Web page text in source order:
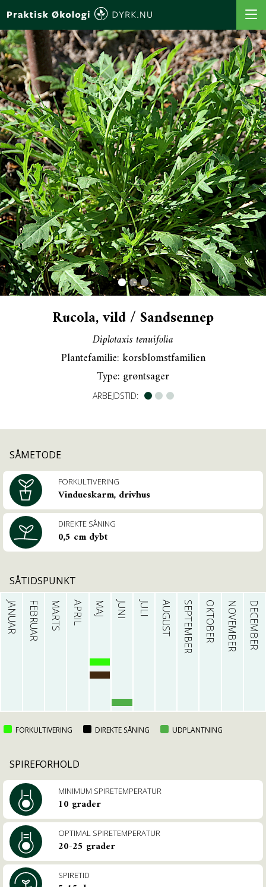
VÆLG AFGRØDE
VÆLG SÅTIDSPUNKT
SÅORDBOGEN
MIN PROFIL
MINE FAVORITTER
MINE BEDE
MINE AFGRØDER
MINE BEDPLANER
BEREGN BEDPLAN
LOG IND
OM PRAKTISK ØKOLOGI
LÆS MEDLEMSMAGASINET
KONTAKT OS
INSTALLER DYRK.NU PÅ DIN TELEFON
Rucola, vild / Sandsennep
Diplotaxis tenuifolia
Plantefamilie: korsblomstfamilien
Type: grøntsager
ARBEJDSTID:
SÅMETODE
FORKULTIVERING
Vindueskarm, drivhus
DIREKTE SÅNING
0,5 cm dybt
SÅTIDSPUNKT
JANUAR FEBRUAR MARTS APRIL MAJ JUNI JULI AUGUST SEPTEMBER OKTOBER NOVEMBER DECEMBER
FORKULTIVERING DIREKTE SÅNING UDPLANTNING
SPIREFORHOLD
MINIMUM SPIRETEMPE­RATUR
10 grader
OPTIMAL SPIRETEMPE­RATUR
20-25 grader
SPIRETID